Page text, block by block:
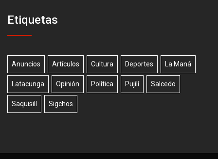
Etiquetas
Anuncios Artículos Cultura Deportes La Maná
Latacunga Opinión Política Pujilí Salcedo
Saquisilí Sigchos